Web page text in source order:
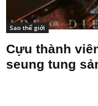
Sao thế giới
Cựu thành
seung tung